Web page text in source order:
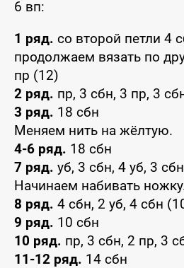
6 вп:
1 ряд. со второй петли 4
продолжаем вязать по
пр (12)
2 ряд. пр, 3 сбн, 3 пр, 3
3 ряд. 18 сбн
Меняем нить на жёлтую.
4-6 ряд. 18 сбн
7 ряд. уб, 3 сбн, 4 уб, 3
Начинаем набивать
8 ряд. 4 сбн, 2 уб, 4 сбн
9 ряд. 10 сбн
10 ряд. пр, 3 сбн, 2 пр, 3
11-12 ряд. 14 сбн